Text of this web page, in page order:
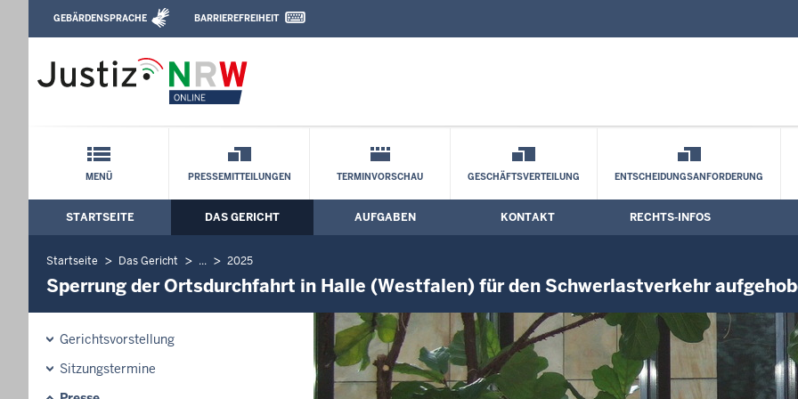
Verwaltungsgericht Minden: Sperrung der Ortsdurchfahrt in Halle (Westfalen)
Direkt zum Inhalt
Leichte Sprache, Gebärdensprachenvideo und Kontaktformular
GEBÄRDENSPRACHE BARRIEREFREIHEIT
Schnellnavigation mit Volltext-Suche
MENÜ PRESSEMITTEILUNGEN TERMINVORSCHAU GESCHÄFTSVERTEILUNG ENTSCHEIDUNGSANFORDERUNG
Hauptmenü: Hauptnavigation
STARTSEITE DAS GERICHT AUFGABEN KONTAKT RECHTS-INFOS
Startseite Das Gericht ... 2025
Sperrung der Ortsdurchfahrt in Halle (Westfalen) für den Schwerlastverkehr
Gerichtsvorstellung
Sitzungstermine